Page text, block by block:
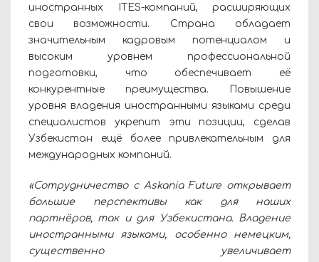
иностранных ITES-компаний, расширяющих
свои возможности. Страна обладает
значительным кадровым потенциалом и
высоким уровнем профессиональной
подготовки, что обеспечивает её
конкурентные преимущества. Повышение
уровня владения иностранными языками среди
специалистов укрепит эти позиции, сделав
Узбекистан ещё более привлекательным для
международных компаний.
«Сотрудничество с Askania Future открывает
большие перспективы как для наших
партнёров, так и для Узбекистана. Владение
иностранными языками, особенно немецким,
существенно увеличивает